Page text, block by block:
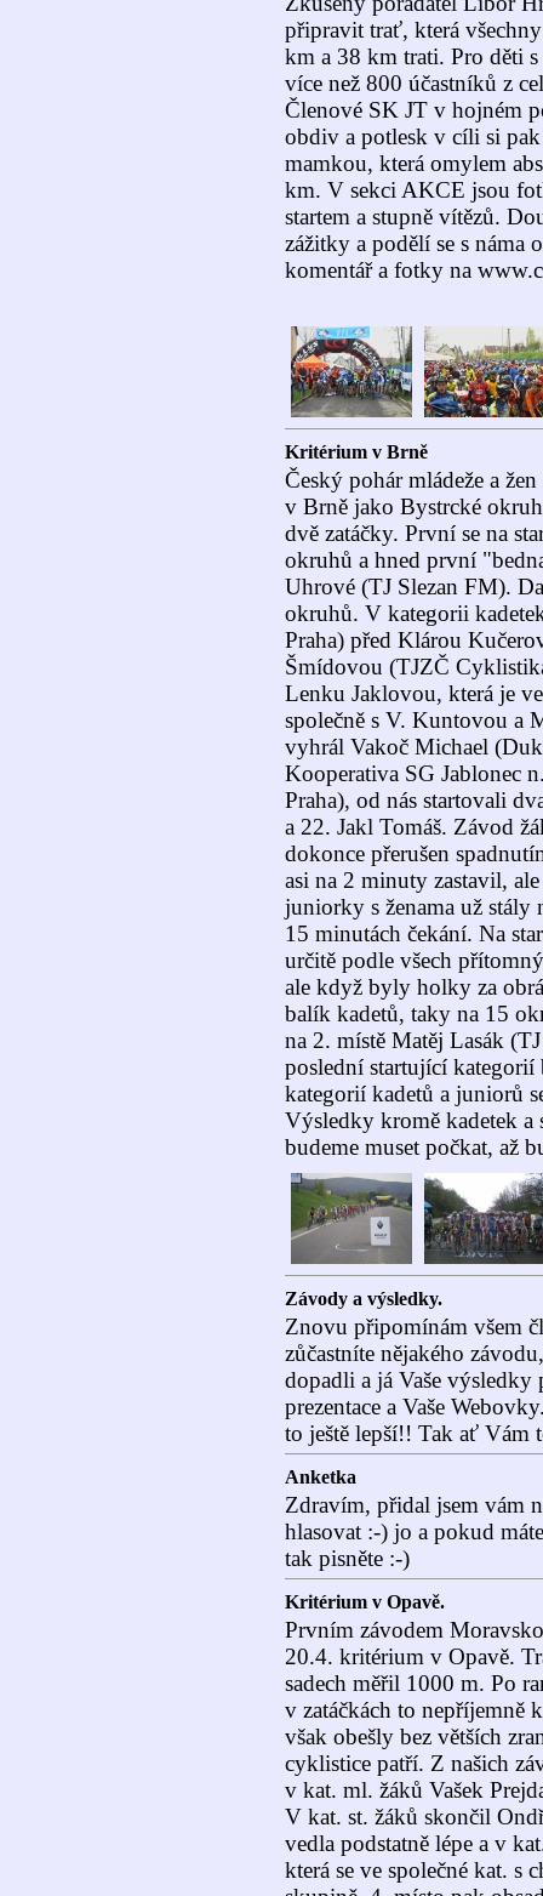
připravit trať, která
km a 38 km trati. Pro děti
více než 800 účastníků z
Členové SK JT v hojném
obdiv a potlesk v cíli si
mamkou, která omylem
km. V sekci AKCE jsou
startem a stupně vítězů.
zážitky a podělí se s náma
komentář a fotky na
Kritérium v Brně
Český pohár mládeže a
v Brně jako Bystrcké
dvě zatáčky. První se na
okruhů a hned první
Uhrové (TJ Slezan FM).
okruhů. V kategorii
Praha) před Klárou
Šmídovou (TJZČ
Lenku Jaklovou, která je
společně s V. Kuntovou a
vyhrál Vakoč Michael
Kooperativa SG Jablonec
Praha), od nás startovali
a 22. Jakl Tomáš. Závod
dokonce přerušen
asi na 2 minuty zastavil,
juniorky s ženama už stály
15 minutách čekání. Na
určitě podle všech
ale když byly holky za
balík kadetů, taky na 15
na 2. místě Matěj Lasák
poslední startující
kategorií kadetů a juniorů
Výsledky kromě kadetek a
budeme muset počkat, až
Závody a výsledky.
Znovu připomínám všem
zůčastníte nějakého
dopadli a já Vaše výsledky
prezentace a Vaše
to ještě lepší!! Tak ať Vám
Anketka
Zdravím, přidal jsem vám
hlasovat :-) jo a pokud
tak pisněte :-)
Kritérium v Opavě.
Prvním závodem
20.4. kritérium v Opavě.
sadech měřil 1000 m. Po
v zatáčkách to nepříjemně
však obešly bez větších
cyklistice patří. Z našich
v kat. ml. žáků Vašek
V kat. st. žáků skončil
vedla podstatně lépe a v
která se ve společné kat. s